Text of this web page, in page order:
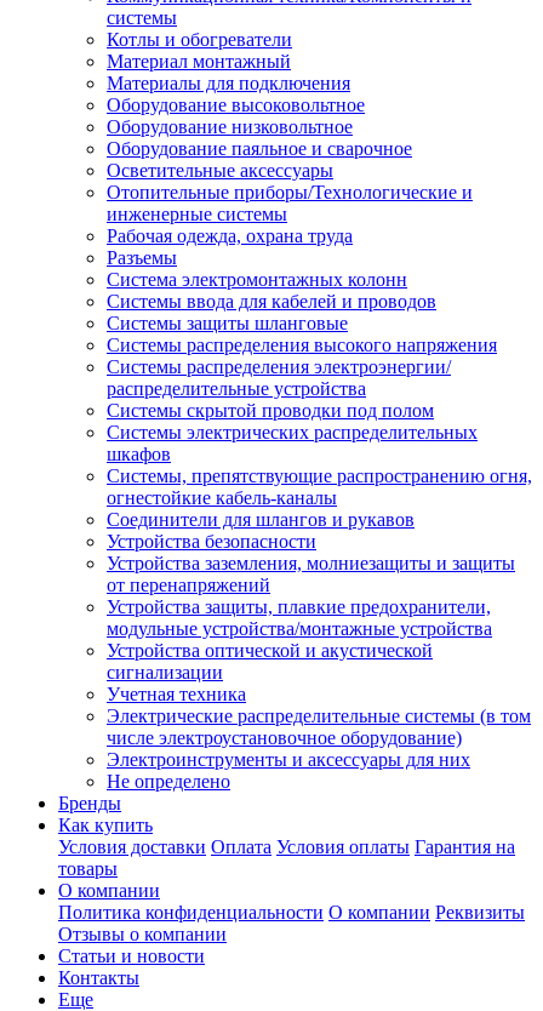
системы
Котлы и обогреватели
Материал монтажный
Материалы для подключения
Оборудование высоковольтное
Оборудование низковольтное
Оборудование паяльное и сварочное
Осветительные аксессуары
Отопительные приборы/Технологические и
инженерные системы
Рабочая одежда, охрана труда
Разъемы
Система электромонтажных колонн
Системы ввода для кабелей и проводов
Системы защиты шланговые
Системы распределения высокого напряжения
Системы распределения электроэнергии/
распределительные устройства
Системы скрытой проводки под полом
Системы электрических распределительных
шкафов
Системы, препятствующие распространению огня,
огнестойкие кабель-каналы
Соединители для шлангов и рукавов
Устройства безопасности
Устройства заземления, молниезащиты и защиты
от перенапряжений
Устройства защиты, плавкие предохранители,
модульные устройства/монтажные устройства
Устройства оптической и акустической
сигнализации
Учетная техника
Электрические распределительные системы (в том
числе электроустановочное оборудование)
Электроинструменты и аксессуары для них
Не определено
Бренды
Как купить
Условия доставки Оплата Условия оплаты Гарантия на
товары
О компании
Политика конфиденциальности О компании Реквизиты
Отзывы о компании
Статьи и новости
Контакты
Еще